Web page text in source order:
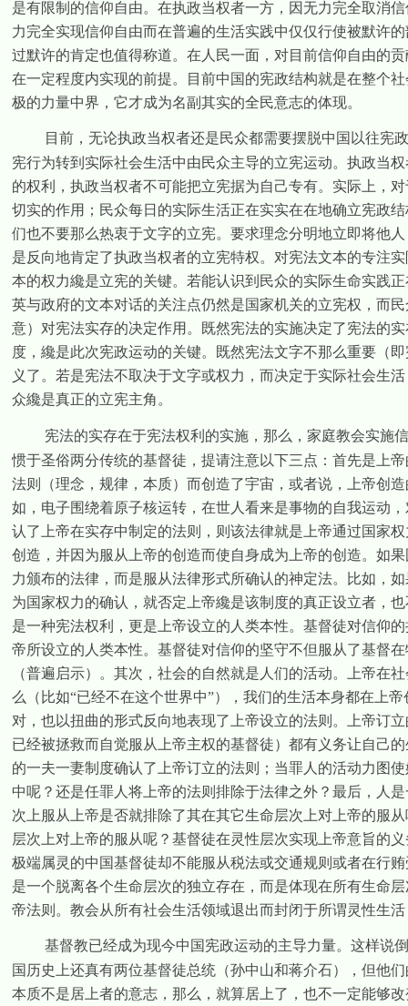
是有限制的信仰自由。在执政当权者一方，因无力完全取消
力完全实现信仰自由而在普遍的生活实践中仅仅行使被默许
过默许的肯定也值得称道。在人民一面，对目前信仰自由的
在一定程度内实现的前提。目前中国的宪政结构就是在整个
极的力量中界，它才成为名副其实的全民意志的体现。
目前，无论执政当权者还是民众都需要摆脱中国以往宪
宪行为转到实际社会生活中由民众主导的立宪运动。执政当
的权利，执政当权者不可能把立宪据为自己专有。实际上，
切实的作用；民众每日的实际生活正在实实在在地确立宪政
们也不要那么热衷于文字的立宪。要求理念分明地立即将他
是反向地肯定了执政当权者的立宪特权。对宪法文本的专注
本的权力纔是立宪的关键。若能认识到民众的实际生命实践
英与政府的文本对话的关注点仍然是国家机关的立宪权，而
意）对宪法实存的决定作用。既然宪法的实施决定了宪法的
度，纔是此次宪政运动的关键。既然宪法文字不那么重要（
义了。若是宪法不取决于文字或权力，而决定于实际社会生
众纔是真正的立宪主角。
宪法的实存在于宪法权利的实施，那么，家庭教会实施
惯于圣俗两分传统的基督徒，提请注意以下三点：首先是上
法则（理念，规律，本质）而创造了宇宙，或者说，上帝创
如，电子围绕着原子核运转，在世人看来是事物的自我运动
认了上帝在实存中制定的法则，则该法律就是上帝通过国家
创造，并因为服从上帝的创造而使自身成为上帝的创造。如
力颁布的法律，而是服从法律形式所确认的神定法。比如，
为国家权力的确认，就否定上帝纔是该制度的真正设立者，
是一种宪法权利，更是上帝设立的人类本性。基督徒对信仰
帝所设立的人类本性。基督徒对信仰的坚守不但服从了基督
（普遍启示）。其次，社会的自然就是人们的活动。上帝在
么（比如“已经不在这个世界中”），我们的生活本身都在上
对，也以扭曲的形式反向地表现了上帝设立的法则。上帝订
已经被拯救而自觉服从上帝主权的基督徒）都有义务让自己
的一夫一妻制度确认了上帝订立的法则；当罪人的活动力图
中呢？还是任罪人将上帝的法则排除于法律之外？最后，人
次上服从上帝是否就排除了其在其它生命层次上对上帝的服
层次上对上帝的服从呢？基督徒在灵性层次实现上帝意旨的
极端属灵的中国基督徒却不能服从税法或交通规则或者在行
是一个脱离各个生命层次的独立存在，而是体现在所有生命
帝法则。教会从所有社会生活领域退出而封闭于所谓灵性生
基督教已经成为现今中国宪政运动的主导力量。这样说
国历史上还真有两位基督徒总统（孙中山和蒋介石），但他
本质不是居上者的意志，那么，就算居上了，也不一定能够